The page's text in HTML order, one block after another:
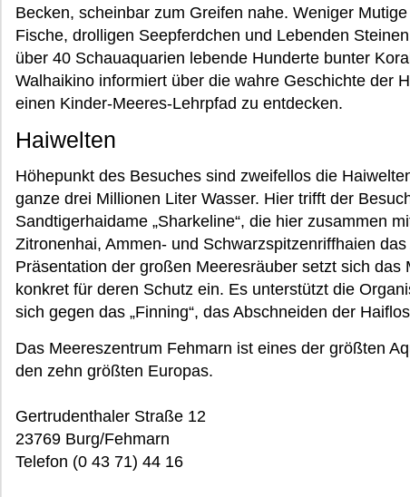
Becken, scheinbar zum Greifen nahe. Weniger
Fische, drolligen Seepferdchen und Lebenden
über 40 Schauaquarien lebende Hunderte bunter
Walhaikino informiert über die wahre Geschichte der
einen Kinder-Meeres-Lehrpfad zu entdecken.
Haiwelten
Höhepunkt des Besuches sind zweifellos die
ganze drei Millionen Liter Wasser. Hier trifft der
Sandtigerhaidame „Sharkeline“, die hier zusammen
Zitronenhai, Ammen- und Schwarzspitzenriffhaien
Präsentation der großen Meeresräuber setzt sich das
konkret für deren Schutz ein. Es unterstützt die
sich gegen das „Finning“, das Abschneiden der
Das Meereszentrum Fehmarn ist eines der größten
den zehn größten Europas.
Gertrudenthaler Straße 12
23769 Burg/Fehmarn
Telefon (0 43 71) 44 16